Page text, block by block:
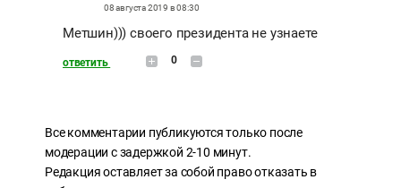
08 августа 2019 в 08:30
Метшин))) своего президента не узнаете
ответить 0
Все комментарии публикуются только после
модерации с задержкой 2-10 минут.
Редакция оставляет за собой право отказать в